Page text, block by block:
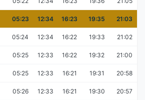
05:23 12:34 16:23 19:35 21:03
05:24 12:34 16:22 19:33 21:02
05:25 12:33 16:22 19:32 21:00
05:25 12:33 16:21 19:31 20:58
05:26 12:33 16:21 19:30 20:57